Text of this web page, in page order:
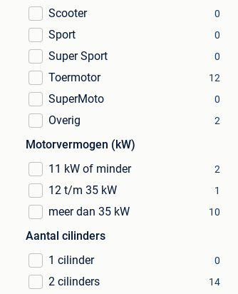
Scooter 0
Sport 0
Super Sport 0
Toermotor 12
SuperMoto 0
Overig 2
Motorvermogen (kW)
11 kW of minder
2
12 t/m 35 kW 1
meer dan 35 kW 10
Aantal cilinders
1 cilinder
0
2 cilinders 14